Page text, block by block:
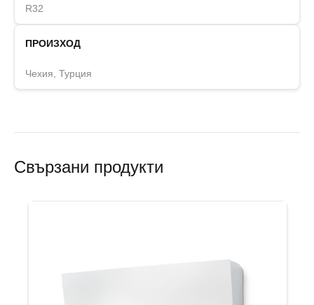
R32
ПРОИЗХОД
Чехия, Турция
Свързани продукти